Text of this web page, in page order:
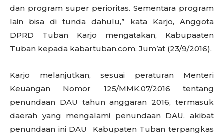
dan program super perioritas. Sementara program
lain bisa di tunda dahulu,” kata Karjo, Anggota
DPRD Tuban Karjo mengatakan, Kabupaaten
Tuban kepada kabartuban.com, Jum’at (23/9/2016).
Karjo melanjutkan, sesuai peraturan Menteri
Keuangan Nomor 125/MMK.07/2016 tentang
penundaan DAU tahun anggaran 2016, termasuk
daerah yang mengalami penundaan DAU, akibat
penundaan ini DAU Kabupaten Tuban terpangkas